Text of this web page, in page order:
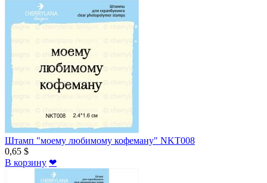
Штамп "моему любимому кофеману" NKT008
0,65 $
В корзину ❤